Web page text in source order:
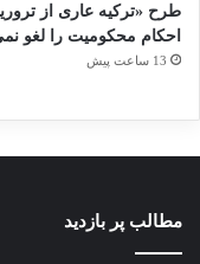
طرح «ترکیه عاری از
احکام محکومیت را لغو
13 ساعت پیش
مطالب پر بازدید